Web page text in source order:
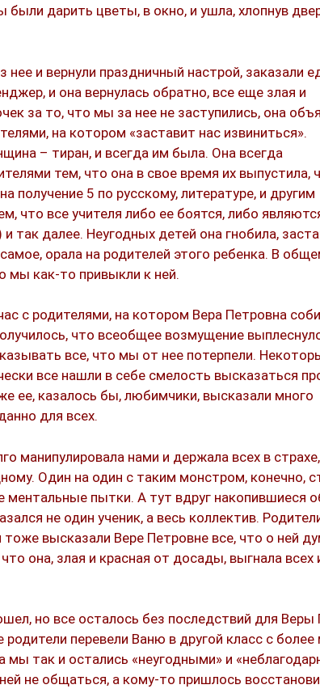
дарить цветы, в окно, и ушла, хлопнув
и вернули праздничный настрой, заказали
и она вернулась обратно, все еще злая и
за то, что мы за нее не заступились, она
на котором «заставит нас извиниться».
– тиран, и всегда им была. Она всегда
тем, что она в свое время их выпустила,
получение 5 по русскому, литературе, и другим
что все учителя либо ее боятся, либо
так далее. Неугодных детей она гнобила,
орала на родителей этого ребенка. В
мы как-то привыкли к ней.
с родителями, на котором Вера Петровна
что всеобщее возмущение
все, что мы от нее потерпели.
все нашли в себе смелость высказаться
ее, казалось бы, любимчики, высказали много
для всех.
манипулировала нами и держала всех в
Один на один с таким монстром, конечно,
ментальные пытки. А тут вдруг накопившиеся
не один ученик, а весь коллектив.
высказали Вере Петровне все, что о ней
она, злая и красная от досады, выгнала всех
но все осталось без последствий для Веры
перевели Ваню в другой класс с
мы так и остались «неугодными» и
не общаться, а кому-то пришлось